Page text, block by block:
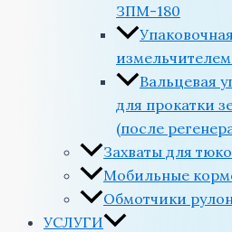
ЗПМ-180
измельчителем
Вальцевая
для прокатки
(после
Захваты для
Мобильные
Обмотчики
УСЛУГИ